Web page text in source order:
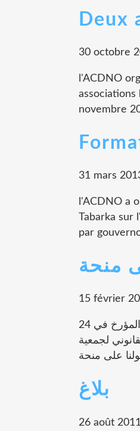
Deux
30 octobre
l'ACDNO
novembre
31 mars
l'ACDNO a
Tabarka
par
منحة
15 février
اعلام بالحصول على منحة عملا بأحكام الفصل 41 من المرسوم عدد 88 لسنة 2011 المؤرخ في 24
لجمعية
بلاغ
26 août 2011